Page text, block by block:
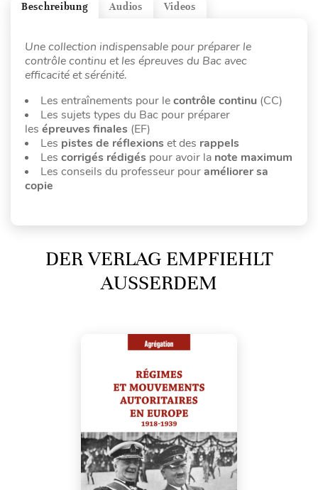
Videos
Audios
Beschreibung
Une collection indispensable pour préparer le
contrôle continu et les épreuves du Bac avec
efficacité et sérénité.
Les entraînements pour lecontrôle continu (CC)
Les sujets types du Bac pour préparer
les épreuves finales (EF)
Les pistes de réflexions et des rappels
Les corrigés rédigés pour avoir la note maximum
Les conseils du professeur pouraméliorer sa
copie
DER VERLAG EMPFIEHLT
AUSSERDEM